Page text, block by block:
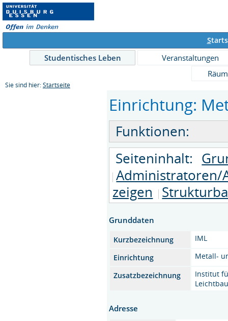
S
Studentisches Leben
Veranstaltungen
Sie sind hier: Startseite
Einrichtung:
Funktionen:
Seiteninhalt:
zeigen
Grunddaten
Kurzbezeichnung
IML
Einrichtung
Metall-
Zusatzbezeichnung
Institut
Adresse